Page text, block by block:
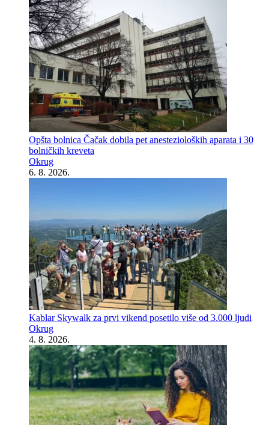
Opšta bolnica Čačak dobila pet anestezioloških aparata i 30
bolničkih kreveta
Okrug
6. 8. 2026.
Kablar Skywalk za prvi vikend posetilo više od 3.000 ljudi
Okrug
4. 8. 2026.